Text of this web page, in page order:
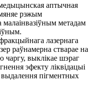
аптычная
рэжым
малаінвазіўным метадам
лазернага
раўнамерна стварае на
выклікае шэраг
эфекту ліквідацыі
пігментных